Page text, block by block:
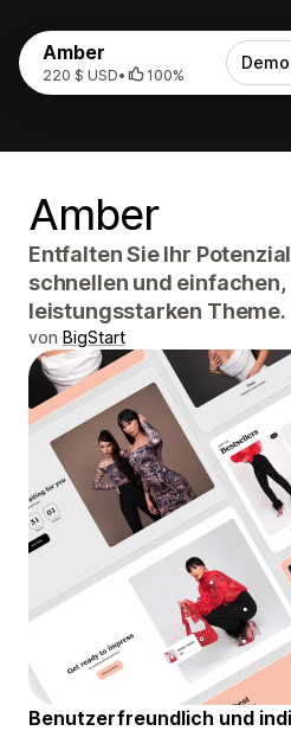
Amber
220 $ USD• 100%
Amber
Entfalten Sie Ihr
schnellen und einfachen,
leistungsstarken Theme.
von BigStart
Benutzerfreundlich und